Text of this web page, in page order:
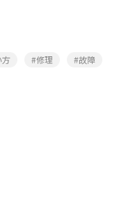
方 #修理 #故障